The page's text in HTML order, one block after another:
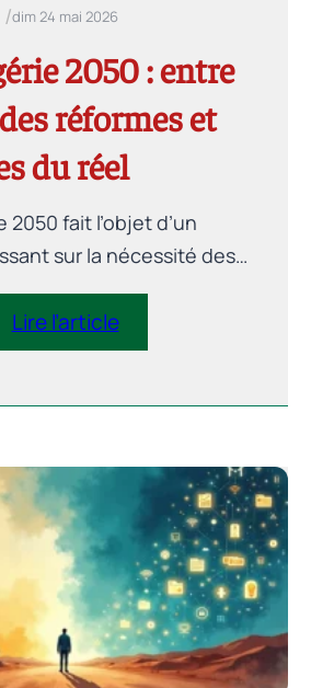
/dim 24 mai 2026
2050 : entre
réformes et
du réel
2050 fait l’objet d’un
sur la nécessité des
véritable question est
conduire concrètement
économique systémique
persistante et des
sociale ? Ce
six contraintes majeures
opérationnel de
de pilotage des réformes à
Lire l’article